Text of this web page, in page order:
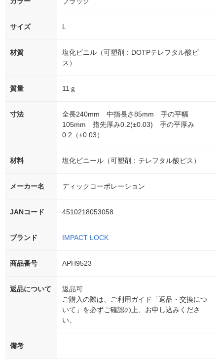
サイズ L
材質
塩化ビニル（可塑剤：DOTPテレフタル酸ビ
ス）
質量 11ｇ
寸法
全長240mm 中指長さ85mm 手の平幅
105mm 指先厚み0.2(±0.03) 手の平厚み
0.2（±0.03）
材料 塩化ビニール（可塑剤：テレフタル酸ビス）
メーカー名 ディックコーポレーション
JANコード 4510218053058
ブランド IMPACT LOCK
商品番号 APH9523
返品について
返品可
ご購入の際は、ご利用ガイド「返品・交換につ
いて」を必ずご確認の上、お申し込みくださ
い。
備考